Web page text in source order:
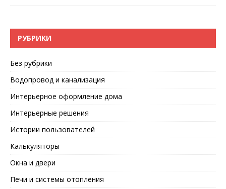
РУБРИКИ
Без рубрики
Водопровод и канализация
Интерьерное оформление дома
Интерьерные решения
Истории пользователей
Калькуляторы
Окна и двери
Печи и системы отопления